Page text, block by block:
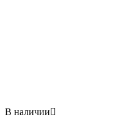
В наличии